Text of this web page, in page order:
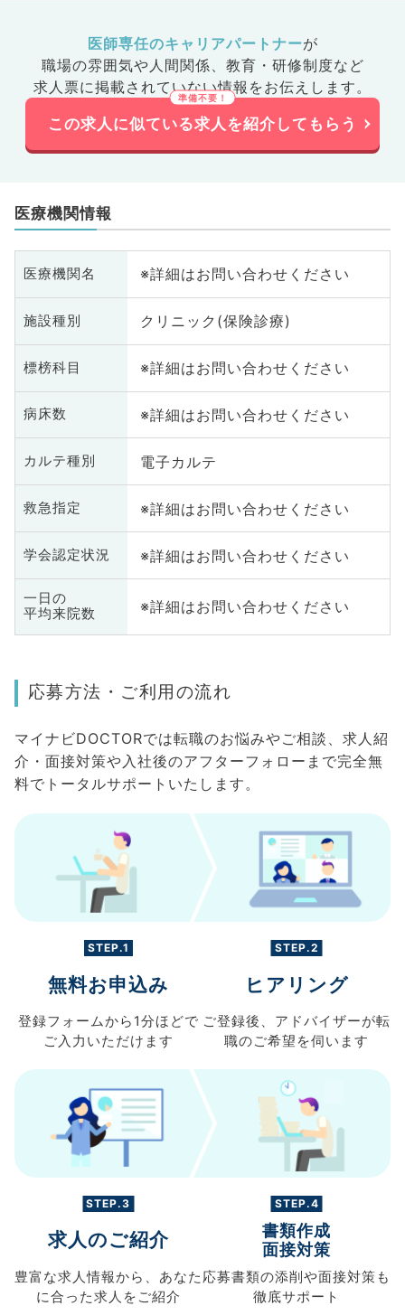
医師専任のキャリアパートナーが
職場の雰囲気や人間関係、 教育・研修制度など
求人票に掲載されていない情報をお伝えします。
この求人に似ている求人を紹介してもらう
医療機関情報
医療機関名 ※詳細はお問い合わせください
施設種別 クリニック(保険診療)
標榜科目 ※詳細はお問い合わせください
病床数 ※詳細はお問い合わせください
カルテ種別 電子カルテ
救急指定 ※詳細はお問い合わせください
学会認定状況 ※詳細はお問い合わせください
一日の
平均来院数
※詳細はお問い合わせください
応募方法・ご利用の流れ
マイナビDOCTORでは転職のお悩みやご相談、求人紹
介・面接対策や入社後のアフターフォローまで完全無
料でトータルサポートいたします。
STEP.1
無料お申込み
登録フォームから 1分ほどで
ご入力 いただけます
STEP.2
ヒアリング
ご登録後、 アドバイザーが転
職のご希望を伺います
STEP.3
求人のご紹介
豊富な求人情報から、 あなた
に合った求人を ご紹介
STEP.4
書類作成
面接対策
応募書類の添削や面接対策も
徹底サポート